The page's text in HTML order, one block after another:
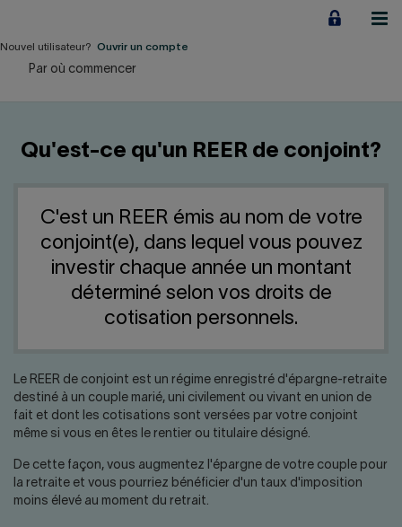
contenu
Notre Impact
À propos
LIENS RAPIDES
Nous joindre Salle de presse
Nouvel utilisateur? Ouvrir un compte
Par où commencer
Qu'est-ce qu'un REER de conjoint?
C'est un REER émis au nom de votre
conjoint(e), dans lequel vous pouvez
investir chaque année un montant
déterminé selon vos droits de
cotisation personnels.
Le REER de conjoint est un régime enregistré d'épargne-retraite
destiné à un couple marié, uni civilement ou vivant en union de
fait et dont les cotisations sont versées par votre conjoint
même si vous en êtes le rentier ou titulaire désigné.
De cette façon, vous augmentez l'épargne de votre couple pour
la retraite et vous pourriez bénéficier d'un taux d'imposition
moins élevé au moment du retrait.